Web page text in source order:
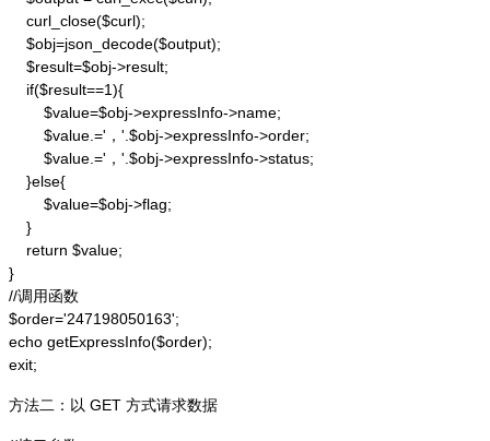
    curl_close($curl);
    $obj=json_decode($output);
    $result=$obj->result;
    if($result==1){
        $value=$obj->expressInfo->name;
        $value.='，'.$obj->expressInfo->order;
        $value.='，'.$obj->expressInfo->status;
    }else{
        $value=$obj->flag;
    }
    return $value;
}
//调用函数
$order='247198050163';
echo getExpressInfo($order);
exit;
方法二：以 GET 方式请求数据